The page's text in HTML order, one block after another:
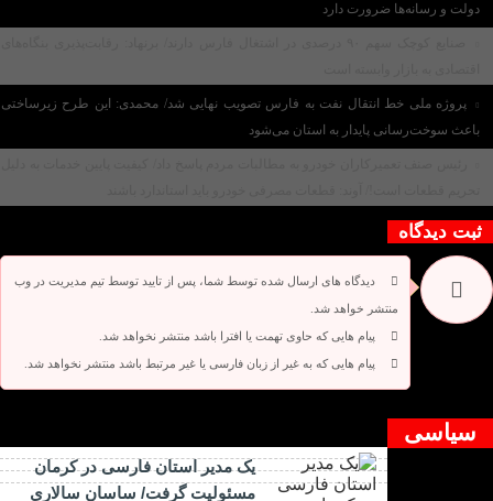
دولت و رسانه‌ها ضرورت دارد
پروژه ملی خط انتقال نفت به فارس تصویب نهایی شد/ محمدی: این طرح زیرساختی
باعث سوخت‌رسانی پایدار به استان می‌شود
ثبت دیدگاه
دیدگاه های ارسال شده توسط شما، پس از تایید توسط تیم مدیریت در وب
منتشر خواهد شد.
پیام هایی که حاوی تهمت یا افترا باشد منتشر نخواهد شد.
پیام هایی که به غیر از زبان فارسی یا غیر مرتبط باشد منتشر نخواهد شد.
سیاسی
یک مدیر استان فارسی در کرمان
مسئولیت گرفت/ ساسان سالاری